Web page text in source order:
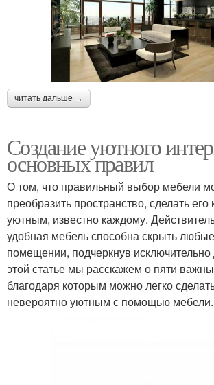
читать дальше →
Создание уютного
основных правил
О том, что правильный выбор мебели
преобразить пространство, сделать
уютным, известно каждому.
удобная мебель способна скрыть
помещении, подчеркнув исключительно
этой статье мы расскажем о пяти
благодаря которым можно легко
невероятно уютным с помощью мебели.